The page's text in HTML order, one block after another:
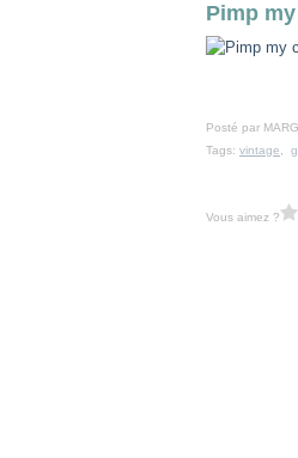
Pimp
Posté par
Tags: vintage
Vous aimez ?